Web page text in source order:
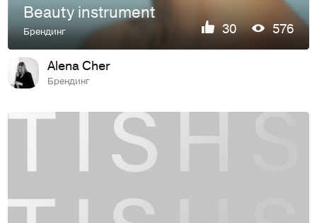
Beauty instrument
Брендинг 30 576
Alena Cher
Брендинг